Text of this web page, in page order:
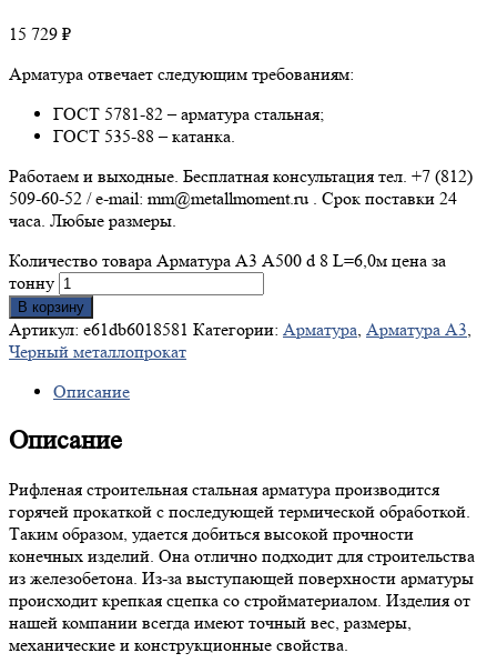
15 729 ₽
Арматура отвечает следующим требованиям:
ГОСТ 5781-82 – арматура стальная;
ГОСТ 535-88 – катанка.
Работаем и выходные. Бесплатная консультация тел. +7 (812)
509-60-52 / e-mail: mm@metallmoment.ru . Срок поставки 24
часа. Любые размеры.
Количество товара Арматура А3 А500 d 8 L=6,0м цена за
тонну
В корзину
Артикул: e61db6018581 Категории: Арматура, Арматура А3,
Черный металлопрокат
Описание
Описание
Рифленая строительная стальная арматура производится
горячей прокаткой с последующей термической обработкой.
Таким образом, удается добиться высокой прочности
конечных изделий. Она отлично подходит для строительства
из железобетона. Из-за выступающей поверхности арматуры
происходит крепкая сцепка со стройматериалом. Изделия от
нашей компании всегда имеют точный вес, размеры,
механические и конструкционные свойства.